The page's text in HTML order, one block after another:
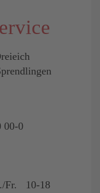
00-0
Fr.
10-18